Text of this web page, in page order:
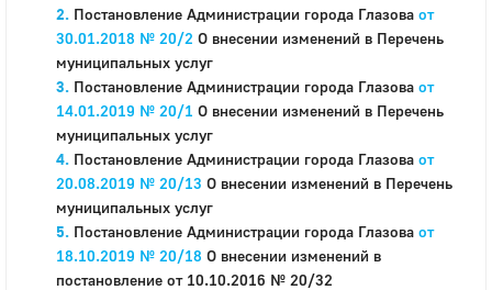
Постановление Администрации города Глазова от
30.01.2018 № 20/2 О внесении изменений в Перечень
муниципальных услуг
Постановление Администрации города Глазова от
14.01.2019 № 20/1 О внесении изменений в Перечень
муниципальных услуг
Постановление Администрации города Глазова от
20.08.2019 № 20/13 О внесении изменений в Перечень
муниципальных услуг
Постановление Администрации города Глазова от
18.10.2019 № 20/18 О внесении изменений в
постановление от 10.10.2016 № 20/32